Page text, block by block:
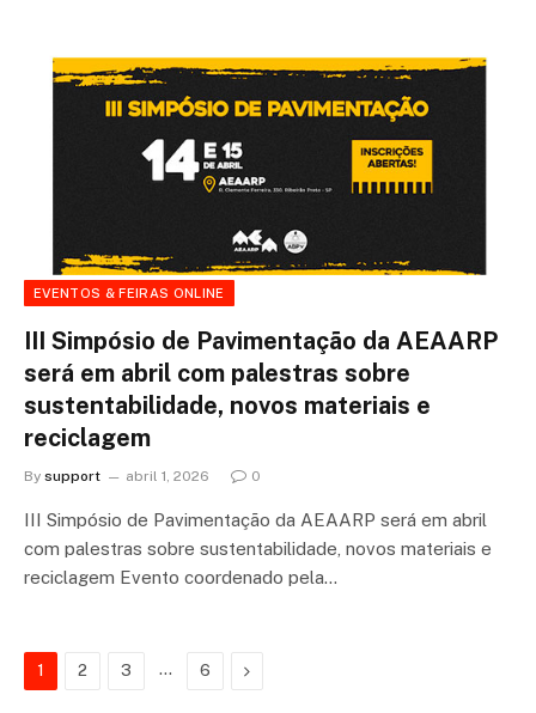
EVENTOS & FEIRAS ONLINE
III Simpósio de Pavimentação da AEAARP
será em abril com palestras sobre
sustentabilidade, novos materiais e
reciclagem
By support abril 1, 2026 0
III Simpósio de Pavimentação da AEAARP será em abril
com palestras sobre sustentabilidade, novos materiais e
reciclagem Evento coordenado pela…
1 2 3 … 6 Next